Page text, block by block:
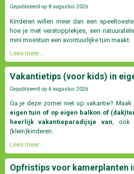
Gepubliceerd op 8 augustus 2026
Kinderen willen meer dan een
hoe je met verstopplekjes, een
mini moestuin een avontuurlijke tuin maakt.
Lees meer...
Vakantietips (voor kids) in
Gepubliceerd op 6 augustus 2026
Ga je deze zomer niet op vakantie? Maak
eigen tuin of op eigen balkon of
heerlijk vakantieparadijsje van, ook
(klein)kinderen.
Lees meer...
Opfristips voor kamerplanten